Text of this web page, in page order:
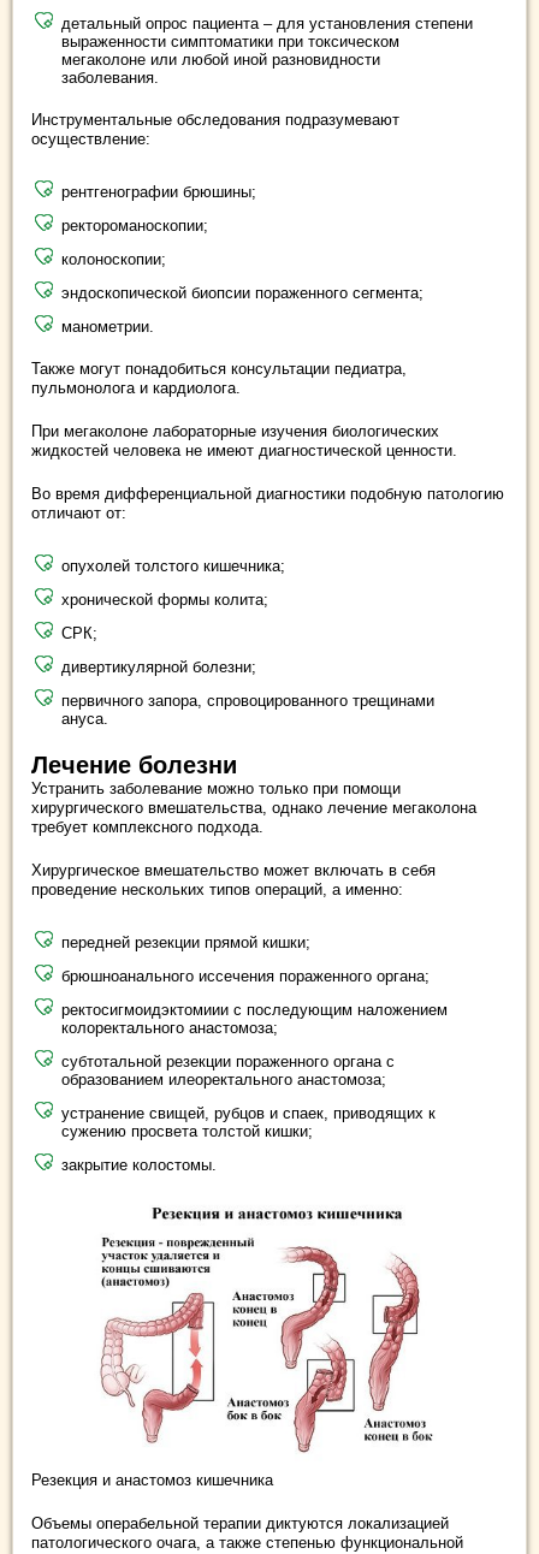
детальный опрос пациента – для установления степени
выраженности симптоматики при токсическом
мегаколоне или любой иной разновидности
заболевания.
Инструментальные обследования подразумевают
осуществление:
рентгенографии брюшины;
ректороманоскопии;
колоноскопии;
эндоскопической биопсии пораженного сегмента;
манометрии.
Также могут понадобиться консультации педиатра,
пульмонолога и кардиолога.
При мегаколоне лабораторные изучения биологических
жидкостей человека не имеют диагностической ценности.
Во время дифференциальной диагностики подобную патологию
отличают от:
опухолей толстого кишечника;
хронической формы колита;
СРК;
дивертикулярной болезни;
первичного запора, спровоцированного трещинами
ануса.
Лечение болезни
Устранить заболевание можно только при помощи
хирургического вмешательства, однако лечение мегаколона
требует комплексного подхода.
Хирургическое вмешательство может включать в себя
проведение нескольких типов операций, а именно:
передней резекции прямой кишки;
брюшноанального иссечения пораженного органа;
ректосигмоидэктомиии с последующим наложением
колоректального анастомоза;
субтотальной резекции пораженного органа с
образованием илеоректального анастомоза;
устранение свищей, рубцов и спаек, приводящих к
сужению просвета толстой кишки;
закрытие колостомы.
Резекция и анастомоз кишечника
Объемы операбельной терапии диктуются локализацией
патологического очага, а также степенью функциональной